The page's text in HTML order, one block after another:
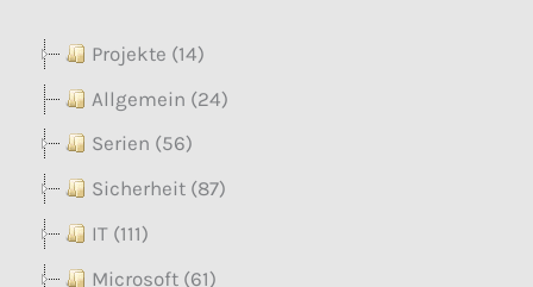
Projekte (14)
Allgemein (24)
Serien (56)
Sicherheit (87)
IT (111)
Microsoft (61)